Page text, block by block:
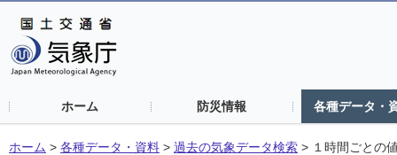
ホーム 防災情報 各種データ・
ホーム > 各種データ・資料 > 過去の気象データ検索 > １時間ごとの